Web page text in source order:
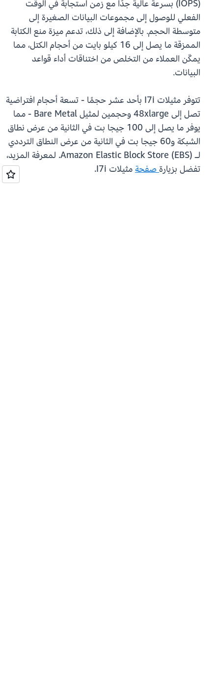
(IOPS) بسرعة عالية جدًا مع زمن استجابة في الوقت
الفعلي للوصول إلى مجموعات البيانات الصغيرة إلى
متوسطة الحجم. بالإضافة إلى ذلك، تدعم ميزة منع الكتابة
الممزقة ما يصل إلى 16 كيلو بايت من أحجام الكتل، مما
يمكّن العملاء من التخلص من اختناقات أداء قواعد
البيانات.
تتوفر مثيلات I7i بأحد عشر حجمًا - تسعة أحجام افتراضية
تصل إلى 48xlarge وحجمين لمثيل Bare Metal - مما
يوفر ما يصل إلى 100 جيجا بت في الثانية من عرض نطاق
الشبكة و60 جيجا بت في الثانية من عرض النطاق الترددي
لـ Amazon Elastic Block Store (EBS). لمعرفة المزيد،
تفضل بزيارةصفحةمثيلات I7i.